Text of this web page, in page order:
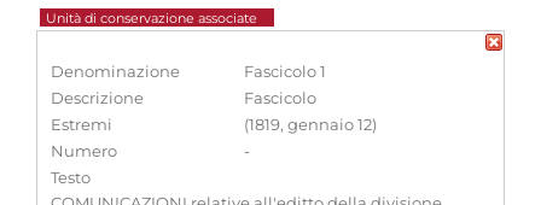
Unità di conservazione associate
Denominazione
Fascicolo 1
Descrizione
Fascicolo
Estremi
(1819, gennaio 12)
Numero
-
Testo